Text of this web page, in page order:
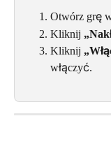
Otwórz grę
Kliknij
Kliknij
włączyć.